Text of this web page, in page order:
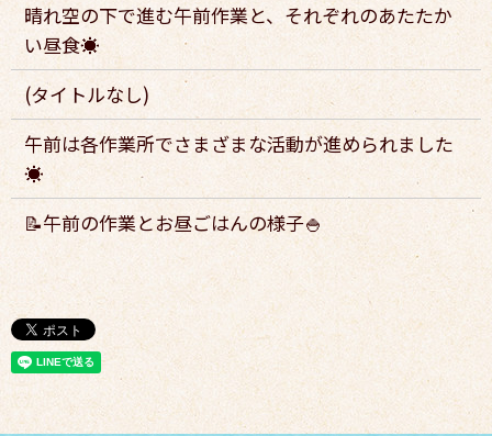
晴れ空の下で進む午前作業と、それぞれのあたたか
い昼食☀️
(タイトルなし)
午前は各作業所でさまざまな活動が進められました
☀️
📝午前の作業とお昼ごはんの様子🍚